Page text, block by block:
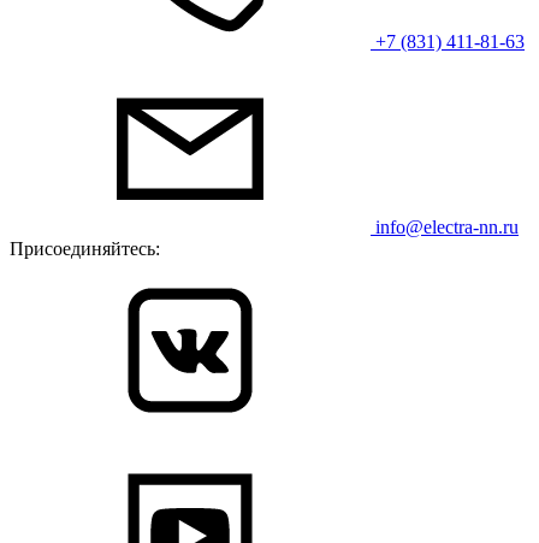
+7 (831) 411-81-63
info@electra-nn.ru
Присоединяйтесь: